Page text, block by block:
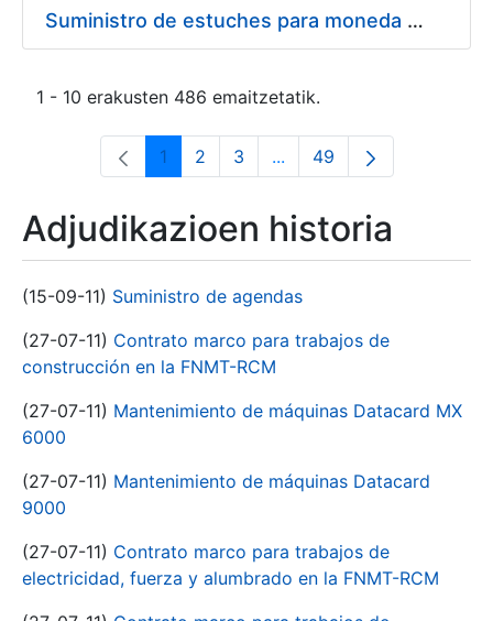
Suministro de estuches para moneda de 30 €
1 - 10 erakusten 486 emaitzetatik.
Orrialdea
1 Orrialdea
2 Orrialdea
3 ...Intermediate Pages Use
Orrialdea
49
Adjudikazioen historia
(15-09-11) Suministro de agendas
(27-07-11) Contrato marco para trabajos de
construcción en la FNMT-RCM
(27-07-11) Mantenimiento de máquinas Datacard MX
6000
(27-07-11) Mantenimiento de máquinas Datacard
9000
(27-07-11) Contrato marco para trabajos de
electricidad, fuerza y alumbrado en la FNMT-RCM